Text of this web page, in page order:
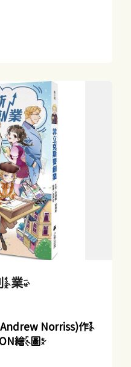
業
Norriss)作
繪圖